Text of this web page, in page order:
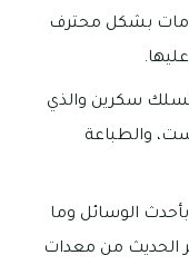
بشكل محترف
سكرين والذي
والطباعة
الوسائل وما
الحديث من معدات